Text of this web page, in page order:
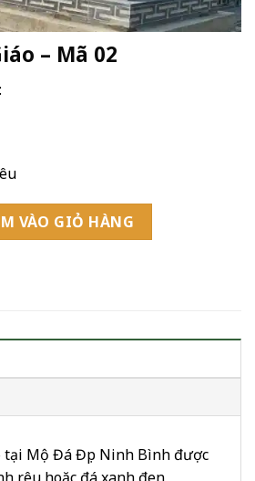
– Mã 02
02 số lượng
VÀO GIỎ HÀNG
tại Mộ Đá Đẹp Ninh Bình được